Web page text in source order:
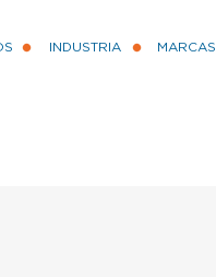
INDUSTRIA MARCAS